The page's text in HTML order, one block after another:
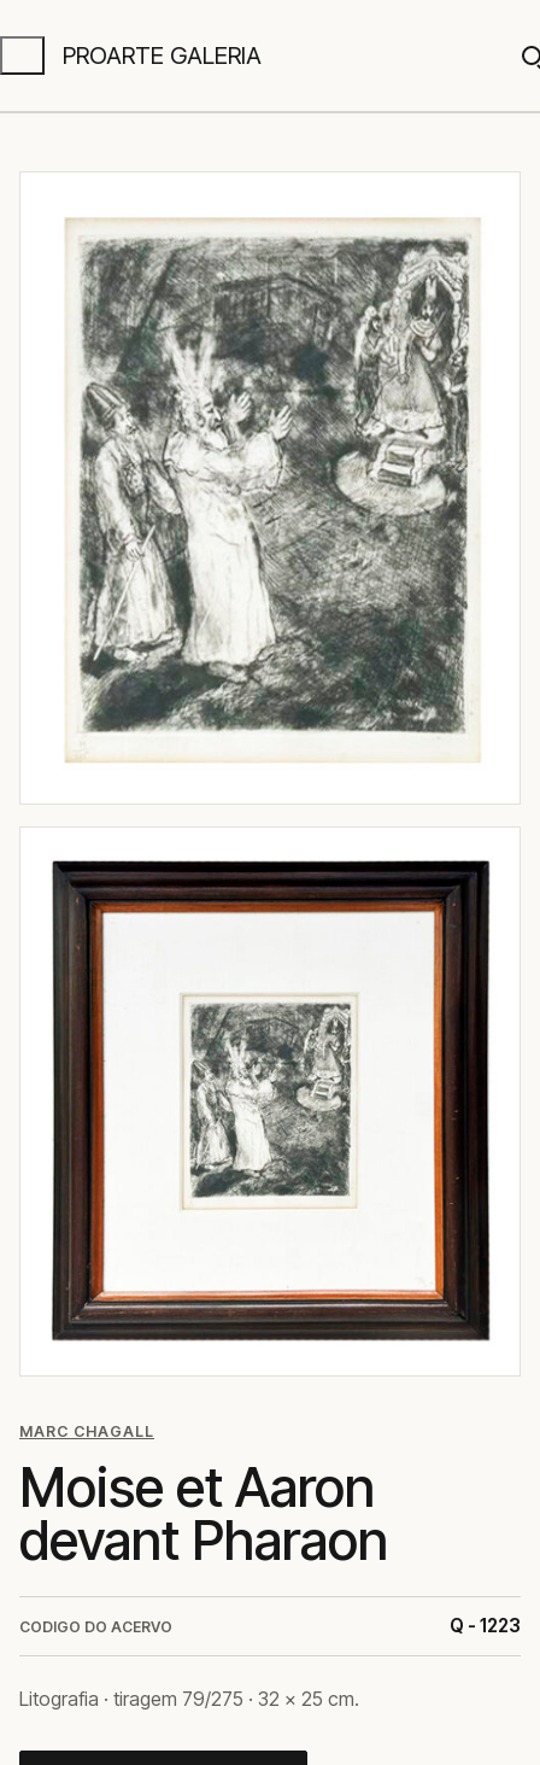
PROARTE GALERIA
MARC CHAGALL
Moise et Aaron
devant Pharaon
CODIGO DO ACERVO Q - 1223
Litografia · tiragem 79/275 · 32 × 25 cm.